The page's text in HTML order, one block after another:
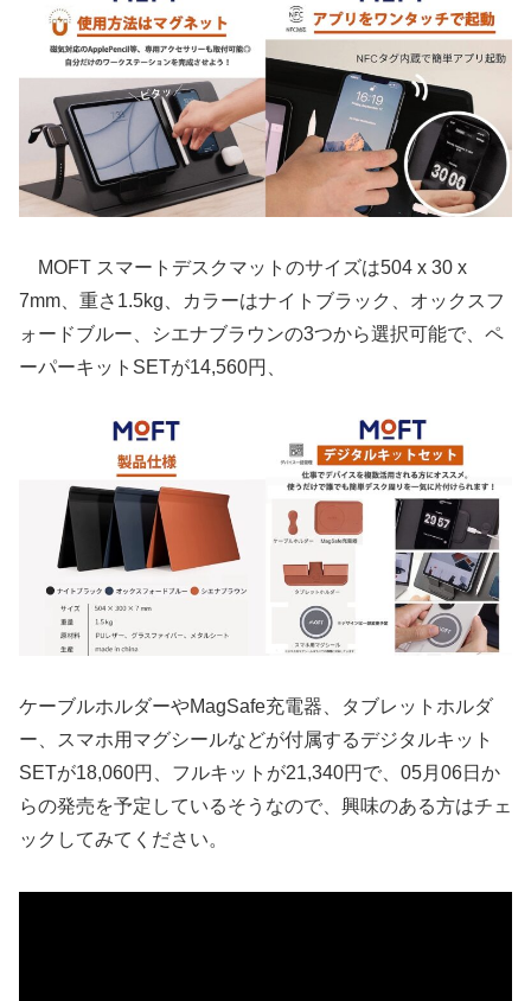
MOFT スマートデスクマットのサイズは504 x 30 x
7mm、重さ1.5kg、カラーはナイトブラック、オックスフ
ォードブルー、シエナブラウンの3つから選択可能で、ペ
ーパーキットSETが14,560円、
ケーブルホルダーやMagSafe充電器、タブレットホルダ
ー、スマホ用マグシールなどが付属するデジタルキット
SETが18,060円、フルキットが21,340円で、05月06日か
らの発売を予定しているそうなので、興味のある方はチェ
ックしてみてください。